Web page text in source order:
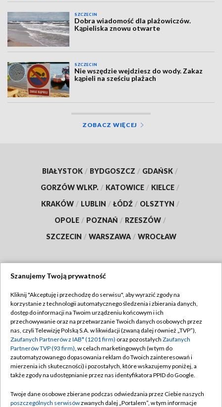
SZCZECIN
Dobra wiadomość dla plażowiczów.
Kąpieliska znowu otwarte
SZCZECIN
Nie wszędzie wejdziesz do wody. Zakaz
kąpieli na sześciu plażach
ZOBACZ WIĘCEJ
BIAŁYSTOK / BYDGOSZCZ / GDAŃSK /
GORZÓW WLKP. / KATOWICE / KIELCE /
KRAKÓW / LUBLIN / ŁÓDŹ / OLSZTYN /
OPOLE / POZNAŃ / RZESZÓW /
SZCZECIN / WARSZAWA / WROCŁAW
TVP
Abonament TVP
Emisja w TVP
Centrum informacji TVP
Naziemna Telewizja Cyfrowa
Rada Programowa
Regulamin TVP
Polityka prywatności
Moje zgody
Pomoc
Kontakt
Szanujemy Twoją prywatność
Kliknij "Akceptuję i przechodzę do serwisu", aby wyrazić zgody na
korzystanie z technologii automatycznego śledzenia i zbierania danych,
dostęp do informacji na Twoim urządzeniu końcowym i ich
przechowywanie oraz na przetwarzanie Twoich danych osobowych przez
nas, czyli Telewizję Polską S.A. w likwidacji (zwaną dalej również „TVP”),
Zaufanych Partnerów z IAB* (1201 firm) oraz pozostałych Zaufanych
Partnerów TVP (93 firm), w celach marketingowych (w tym do
zautomatyzowanego dopasowania reklam do Twoich zainteresowań i
mierzenia ich skuteczności) i pozostałych, które wskazujemy poniżej, a
także zgody na udostępnianie przez nas identyfikatora PPID do Google.
Twoje dane osobowe zbierane podczas odwiedzania przez Ciebie naszych
poszczególnych serwisówzwanych dalej „Portalem”, w tym informacje